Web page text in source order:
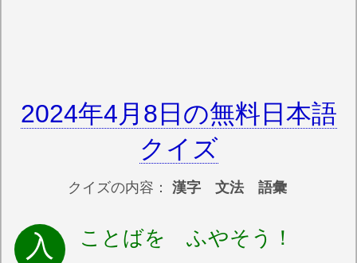
2024年4月8日の無料日本語
クイズ
クイズの内容： 漢字 文法 語彙
ことばを ふやそう！